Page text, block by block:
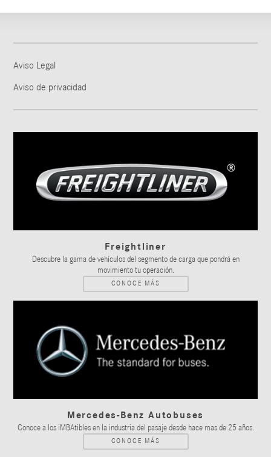
Aviso Legal
Aviso de privacidad
Freightliner
Descubre la gama de vehículos del segmento de carga que pondrá en
movimiento tu operación.
CONOCE MÁS
Mercedes-Benz Autobuses
Conoce a los iMBAtibles en la industria del pasaje desde hace mas de 25 años.
CONOCE MÁS